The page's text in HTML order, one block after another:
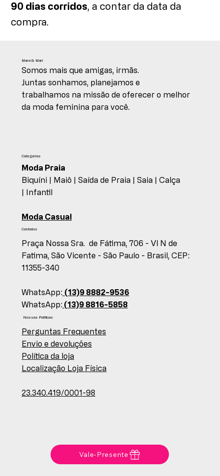
90 dias corridos, a contar da data da
compra.
Mara & Mari
Somos mais que amigas, irmãs.
Juntas sonhamos, planejamos e
trabalhamos na missão de oferecer o melhor
da moda feminina para você.
Categorias
Moda Praia
Biquíni | Maiô |Saída de Praia |Saia |Calça
| Infantil
Moda Casual
Contatos
Praça Nossa Sra. de Fátima, 706 - Vl N de
Fatima, São Vicente - São Paulo - Brasil, CEP:
11355-340
WhatsApp: (13)9 8882-9536
WhatsApp: (13)9 8816-5858
Nossas Políticas
Perguntas Frequentes
Envio e devoluções
Política da loja
Localização Loja Física
23.340.419/0001-98
Vale-Presente